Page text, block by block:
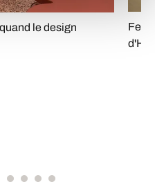
le design